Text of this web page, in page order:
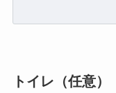
トイレ（任意）